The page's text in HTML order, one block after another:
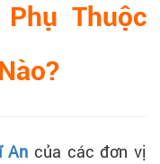
Thuộc
An của các đơn vị